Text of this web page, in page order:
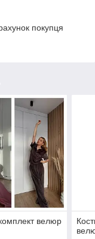
покупця
велюр